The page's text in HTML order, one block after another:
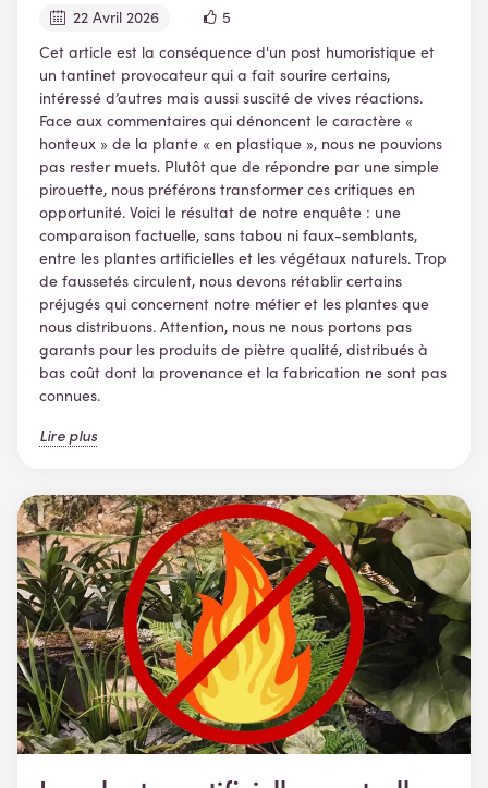
22 Avril 2026
5
Cet article est la conséquence d'un post humoristique et
un tantinet provocateur qui a fait sourire certains,
intéressé d’autres mais aussi suscité de vives réactions.
Face aux commentaires qui dénoncent le caractère «
honteux » de la plante « en plastique », nous ne pouvions
pas rester muets. Plutôt que de répondre par une simple
pirouette, nous préférons transformer ces critiques en
opportunité. Voici le résultat de notre enquête : une
comparaison factuelle, sans tabou ni faux-semblants,
entre les plantes artificielles et les végétaux naturels. Trop
de faussetés circulent, nous devons rétablir certains
préjugés qui concernent notre métier et les plantes que
nous distribuons. Attention, nous ne nous portons pas
garants pour les produits de piètre qualité, distribués à
bas coût dont la provenance et la fabrication ne sont pas
connues.
Lire plus